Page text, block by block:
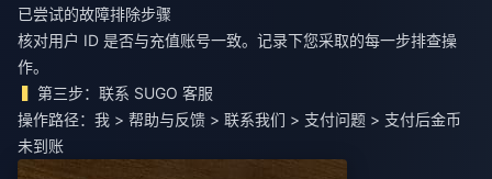
已尝试的故障排除步骤
核对用户 ID 是否与充值账号一致。记录下您采取的每一步排查操
作。
第三步：联系 SUGO 客服
操作路径：我 > 帮助与反馈 > 联系我们 > 支付问题 > 支付后金币
未到账